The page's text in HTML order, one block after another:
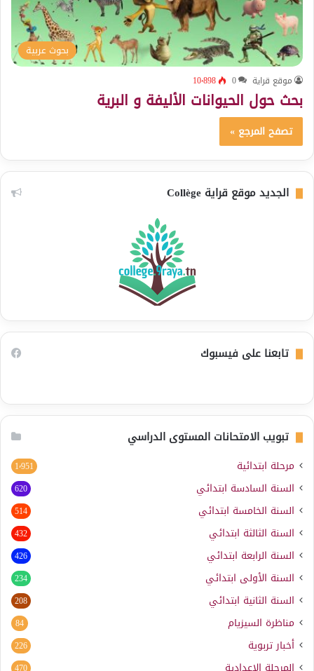
بحوث عربية
موقع قراية 0 10٬898
بحث حول الحيوانات الأليفة و البرية
تصفح المرجع »
الجديد موقع قراية Collège
تابعنا على فيسبوك
تبويب الامتحانات المستوى الدراسي
مرحلة ابتدائية 1٬951
السنة السادسة ابتدائي 620
السنة الخامسة ابتدائي 514
السنة الثالثة ابتدائي 432
السنة الرابعة ابتدائي 426
السنة الأولى ابتدائي 234
السنة الثانية ابتدائي 208
مناظرة السيزيام 84
أخبار تربوية 226